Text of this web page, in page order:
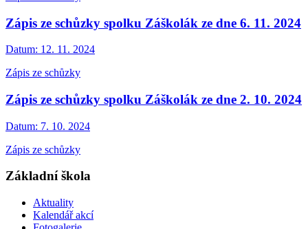
Zápis ze schůzky spolku Záškolák ze dne 6. 11. 2024
Datum: 12. 11. 2024
Zápis ze schůzky
Zápis ze schůzky spolku Záškolák ze dne 2. 10. 2024
Datum: 7. 10. 2024
Zápis ze schůzky
Základní škola
Aktuality
Kalendář akcí